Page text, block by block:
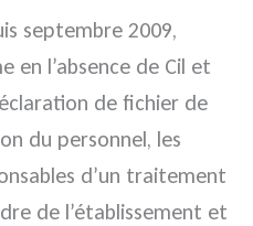
septembre 2009,
en l’absence de Cil et
de fichier de
du personnel, les
d’un traitement
de l’établissement et